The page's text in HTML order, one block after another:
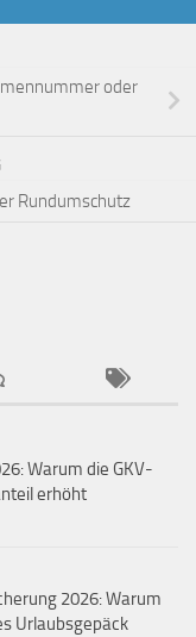
oder
Rundumschutz
Warum die GKV-
erhöht
2026: Warum
Urlaubsgepäck